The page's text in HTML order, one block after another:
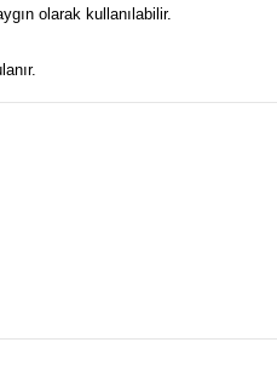
olarak kullanılabilir.